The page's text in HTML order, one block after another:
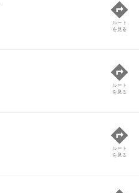
ルート
を見る
ルート
を見る
ルート
を見る